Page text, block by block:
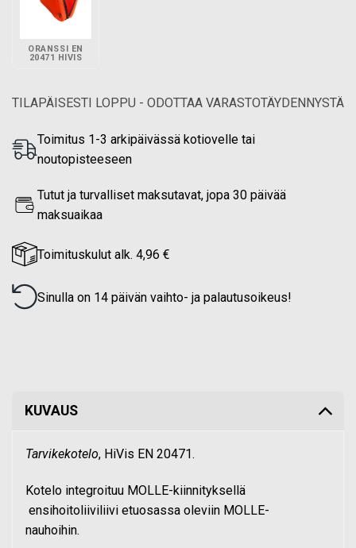
ORANSSI EN
20471 HIVIS
TILAPÄISESTI LOPPU - ODOTTAA VARASTOTÄYDENNYSTÄ
Toimitus 1-3 arkipäivässä kotiovelle tai
noutopisteeseen
Tutut ja turvalliset maksutavat, jopa 30 päivää
maksuaikaa
Toimituskulut alk. 4,96 €
Sinulla on 14 päivän vaihto- ja palautusoikeus!
KUVAUS
Tarvikekotelo, HiVis EN 20471.
Kotelo integroituu MOLLE-kiinnityksellä
ensihoitoliiviliivi etuosassa oleviin MOLLE-
nauhoihin.